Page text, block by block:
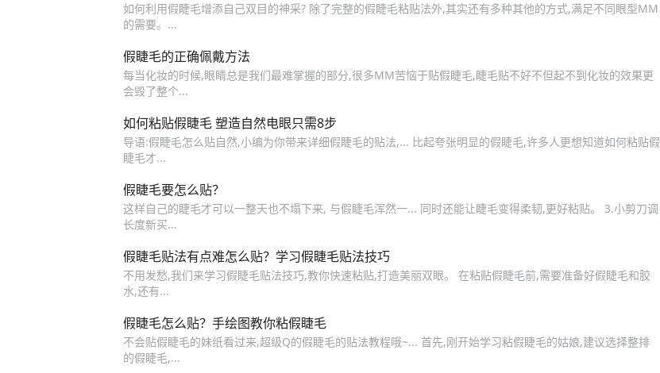
如何利用假睫毛增添自己双目的神采? 除了完整的假睫毛粘贴法外,其实还有多种其他的方式,满足不同眼型MM
的需要。...
假睫毛的正确佩戴方法
每当化妆的时候,眼睛总是我们最难掌握的部分,很多MM苦恼于贴假睫毛,睫毛贴不好不但起不到化妆的效果更
会毁了整个...
如何粘贴假睫毛 塑造自然电眼只需8步
导语:假睫毛怎么贴自然,小编为你带来详细假睫毛的贴法,... 比起夸张明显的假睫毛,许多人更想知道如何粘贴假
睫毛才...
假睫毛要怎么贴？
这样自己的睫毛才可以一整天也不塌下来, 与假睫毛浑然一... 同时还能让睫毛变得柔韧,更好粘贴。 3.小剪刀调
长度新买...
假睫毛贴法有点难怎么贴？学习假睫毛贴法技巧
不用发愁,我们来学习假睫毛贴法技巧,教你快速粘贴,打造美丽双眼。 在粘贴假睫毛前,需要准备好假睫毛和胶
水,还有...
假睫毛怎么贴？手绘图教你粘假睫毛
不会贴假睫毛的妹纸看过来,超级Q的假睫毛的贴法教程哦~... 首先,刚开始学习粘假睫毛的姑娘,建议选择整排
的假睫毛,...